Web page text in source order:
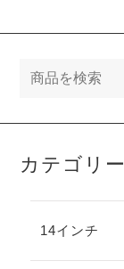
カテゴリー
14インチ